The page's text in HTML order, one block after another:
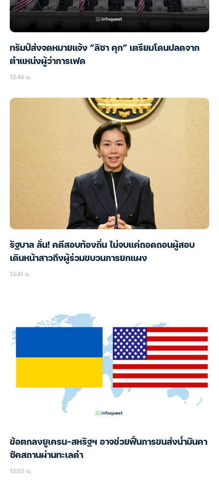
ทรัมป์ส่งจดหมายแจ้ง “ลิซา คุก” เตรียมโดนปลดจาก
ตำแหน่งผู้ว่าการเฟด
13:44 น.
รัฐบาล ลั่น! คดีสอบท้องถิ่น ไม่จบแค่ถอดถอนผู้สอบ
เดินหน้าสาวถึงผู้ร่วมขบวนการยกแผง
13:41 น.
ข้อตกลงยูเครน-สหรัฐฯ อาจช่วยฟื้นการขนส่งน้ำมันคา
ซัคสถานผ่านทะเลดำ
13:02 น.